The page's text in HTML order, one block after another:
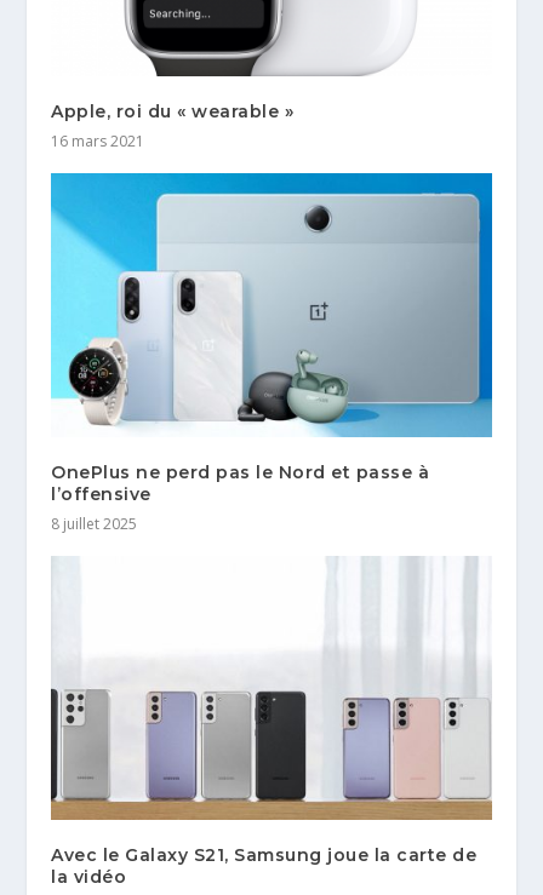
Apple, roi du « wearable »
16 mars 2021
OnePlus ne perd pas le Nord et passe à
l’offensive
8 juillet 2025
Avec le Galaxy S21, Samsung joue la carte de
la vidéo